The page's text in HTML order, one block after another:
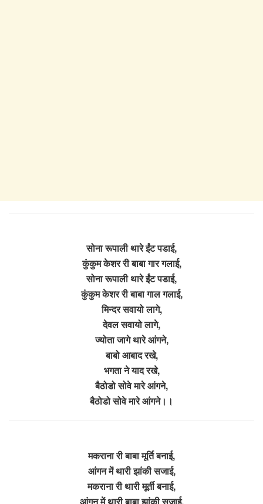
सोना रूपाली थारे ईंट पडाई,
कुंकुम केशर री बाबा गार गलाई,
सोना रूपाली थारे ईंट पडाई,
कुंकुम केशर री बाबा गाल गलाई,
मिन्दर सवायो लागे,
देवल सवायो लागे,
ज्योता जागे थारे आंगने,
बाबो आबाद रखे,
भगता ने याद रखे,
बैठोडो सोवे मारे आंगने,
बैठोडो सोवे मारे आंगने।।
मकराना री बाबा मूर्ति बनाई,
आंगन में थारी झांकी सजाई,
मकराना री थारी मूर्ती बनाई,
आंगन में थारी बाबा झांकी सजाई,